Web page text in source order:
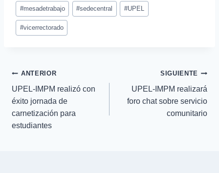
#mesadetrabajo #sedecentral #UPEL
#vicerrectorado
ANTERIOR
UPEL-IMPM realizó con
éxito jornada de
carnetización para
estudiantes
SIGUIENTE
UPEL-IMPM realizará
foro chat sobre servicio
comunitario